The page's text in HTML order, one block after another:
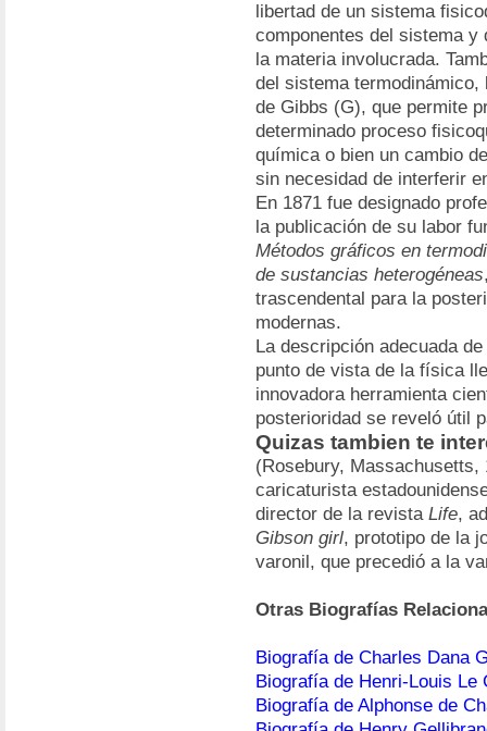
libertad de un sistema
componentes del sistema y
la materia involucrada.
del sistema termodinámico,
de Gibbs (G), que permite
determinado proceso
química o bien un cambio
sin necesidad de interferir
En 1871 fue designado
la publicación de su labor
Métodos gráficos en
de sustancias heterogéneas
trascendental para la
modernas.
La descripción adecuada
punto de vista de la física
innovadora herramienta
posterioridad se reveló útil
Quizas tambien te
(Rosebury, Massachusetts,
caricaturista
director de la revista Life,
Gibson girl, prototipo de la
varonil, que precedió a la
Otras Biografías
Biografía de Charles Dana
Biografía de Henri-Louis Le
Biografía de Alphonse de